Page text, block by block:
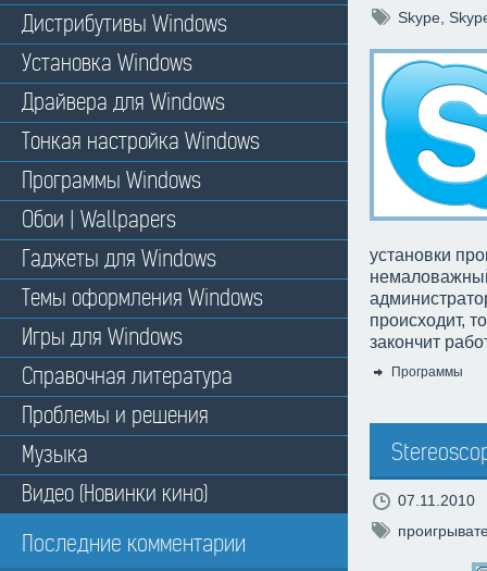
Дистрибутивы Windows
Установка Windows
Драйвера для Windows
Тонкая настройка Windows
Программы Windows
Обои | Wallpapers
Гаджеты для Windows
Темы оформления Windows
Игры для Windows
Справочная литература
Проблемы и решения
Музыка
Видео (Новинки кино)
Последние комментарии
Skype
установки
происходит,
закончит
Программы
07.11.2010